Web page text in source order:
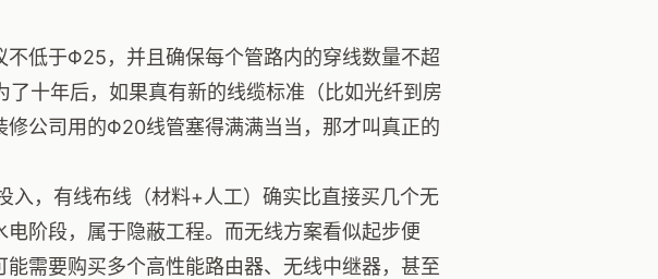
低于Φ25，并且确保每个管路内的穿线数量不超
十年后，如果真有新的线缆标准（比如光纤到房
公司用的Φ20线管塞得满满当当，那才叫真正的
入，有线布线（材料+人工）确实比直接买几个无
阶段，属于隐蔽工程。而无线方案看似起步便
需要购买多个高性能路由器、无线中继器，甚至